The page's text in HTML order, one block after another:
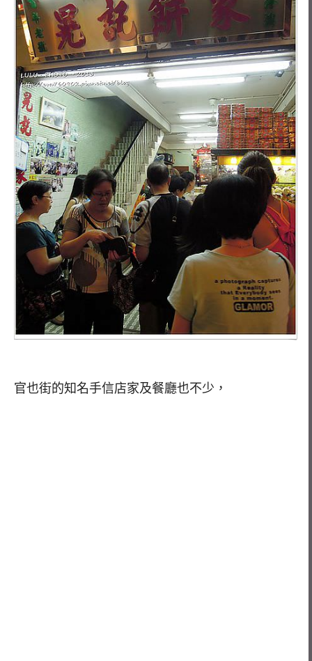
官也街的知名手信店家及餐廳也不少，